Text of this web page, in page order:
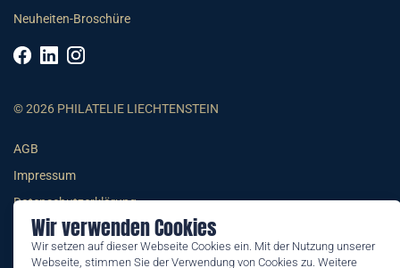
Wir verwenden Cookies
Wir setzen auf dieser Webseite Cookies ein. Mit der Nutzung unserer
Webseite, stimmen Sie der Verwendung von Cookies zu. Weitere
Neuheiten-Broschüre
© 2026 PHILATELIE LIECHTENSTEIN
AGB
Impressum
Datenschutzerklärung